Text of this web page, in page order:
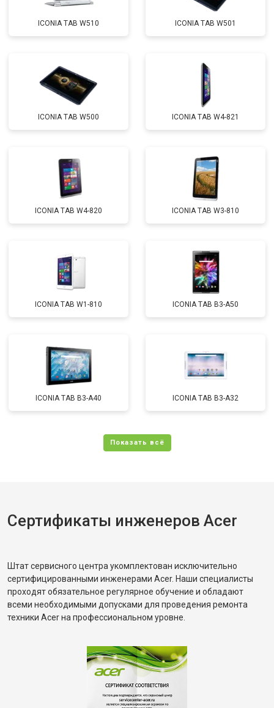
ICONIA TAB W510 ICONIA TAB W501
ICONIA TAB W500 ICONIA TAB W4-821
ICONIA TAB W4-820 ICONIA TAB W3-810
ICONIA TAB W1-810 ICONIA TAB B3-A50
ICONIA TAB B3-A40 ICONIA TAB B3-A32
Сертификаты инженеров Acer
Штат сервисного центра укомплектован исключительно
сертифицированными инженерами Acer. Наши специалисты
проходят обязательное регулярное обучение и обладают
всеми необходимыми допусками для проведения ремонта
техники Acer на профессиональном уровне.